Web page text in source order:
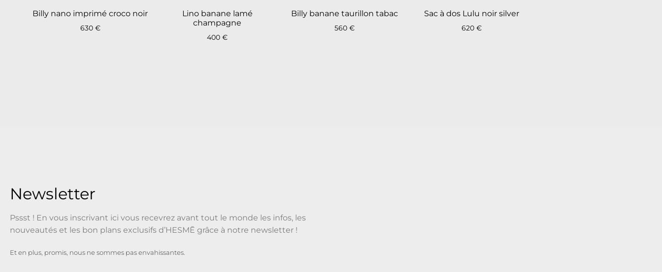
Billy nano imprimé croco noir
630 €
Lino banane lamé
champagne
400 €
Billy banane taurillon tabac
560 €
Sac à dos Lulu noir silver
620 €
Newsletter
Pssst ! En vous inscrivant ici vous recevrez avant tout le monde les infos, les
nouveautés et les bon plans exclusifs d’HESMĒ grâce à notre newsletter !
Et en plus, promis, nous ne sommes pas envahissantes.